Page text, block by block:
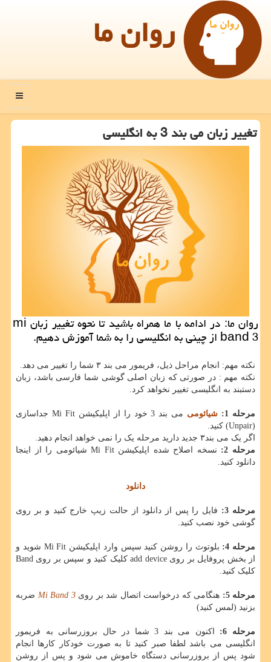
روان ما
منو
تغییر زبان می بند 3 به انگلیسی
روان ما: در ادامه با ما همراه باشید تا نحوه تغییر زبان mi
band 3 از چینی به انگلیسی را به شما آموزش دهیم.
نکته مهم: انجام مراحل ذیل، فریمور می بند ۳ شما را تغییر می دهد.
نکته مهم : در صورتی که زبان اصلی گوشی شما فارسی باشد، زبان
دستبند به انگلیسی تغییر نخواهد کرد.
مرحله 1: شیائومی
می بند 3 خود را از اپلیکیشن Mi Fit جداسازی
(Unpair) کنید.
اگر یک می بند۳ جدید دارید مرحله یک را نمی خواهد انجام دهید.
مرحله 2:
نسخه اصلاح شده اپلیکیشن Mi Fit شیائومی را از اینجا
دانلود کنید.
دانلود
مرحله 3:
فایل را پس از دانلود از حالت زیپ خارج کنید و بر روی
گوشی خود نصب کنید.
مرحله 4:
بلوتوث را روشن کنید سپس وارد اپلیکیشن Mi Fit شوید و
از بخش پروفایل بر روی add device کلیک کنید و سپس بر روی Band
کلیک کنید.
مرحله 5: هنگامی که درخواست اتصال شد بر رویMi Band 3 ضربه
بزنید (لمس کنید)
مرحله 6:
اکنون می بند 3 شما در حال بروزرسانی به فریمور
انگلیسی می باشد لطفا صبر کنید تا به صورت خودکار کارها انجام
شود پس از بروزرسانی دستگاه خاموش می شود و پس از روشن